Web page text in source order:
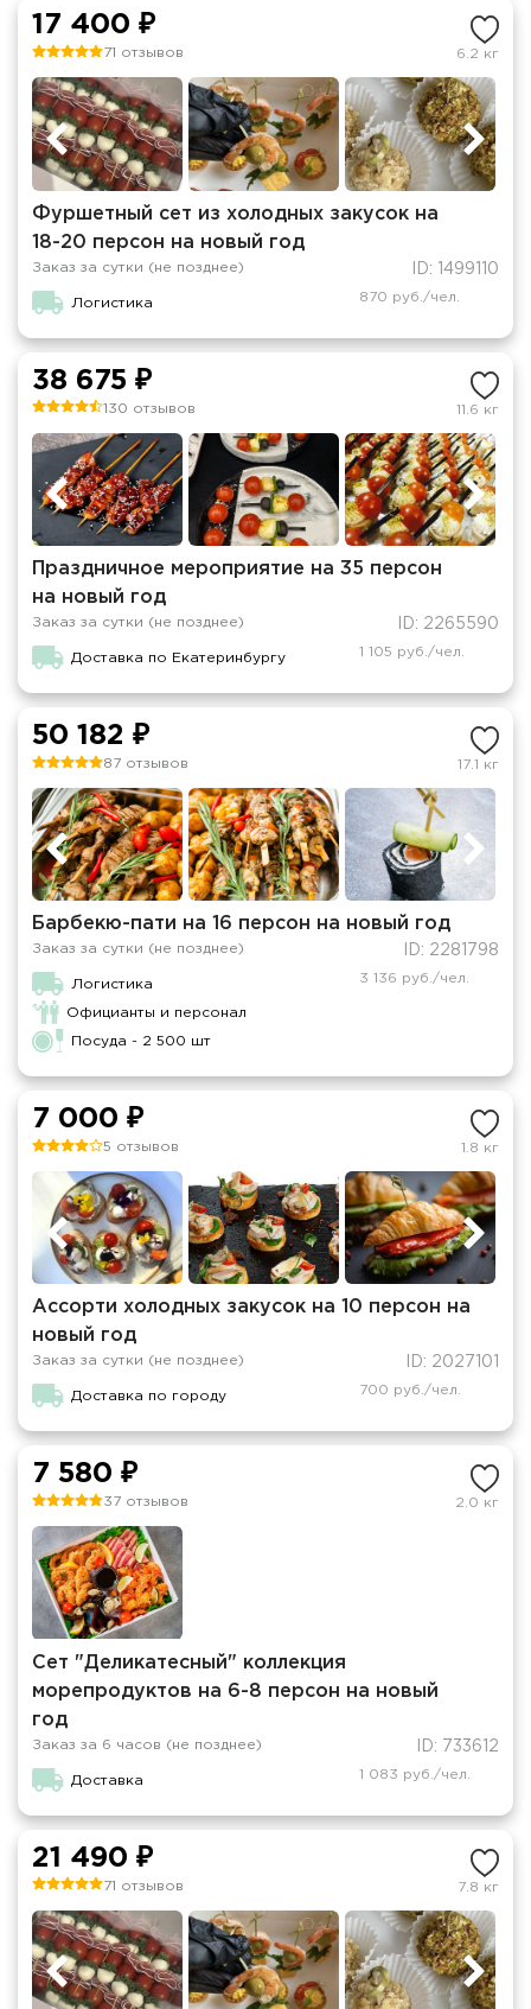
17 400 ₽
71 отзывов 6.2 кг
Фуршетный сет из холодных закусок на
18-20 персон на новый год
Заказ за сутки (не позднее) ID: 1499110
Логистика 870 руб./чел.
38 675 ₽
130 отзывов 11.6 кг
Праздничное мероприятие на 35 персон
на новый год
Заказ за сутки (не позднее) ID: 2265590
Доставка по Екатеринбургу 1 105 руб./чел.
50 182 ₽
87 отзывов 17.1 кг
Барбекю-пати на 16 персон на новый год
Заказ за сутки (не позднее) ID: 2281798
Логистика
Официанты и персонал
Посуда - 2 500 шт
3 136 руб./чел.
7 000 ₽
5 отзывов 1.8 кг
Ассорти холодных закусок на 10 персон на
новый год
Заказ за сутки (не позднее) ID: 2027101
Доставка по городу 700 руб./чел.
7 580 ₽
37 отзывов 2.0 кг
Сет "Деликатесный" коллекция
морепродуктов на 6-8 персон на новый
год
Заказ за 6 часов (не позднее) ID: 733612
Доставка 1 083 руб./чел.
21 490 ₽
71 отзывов 7.8 кг